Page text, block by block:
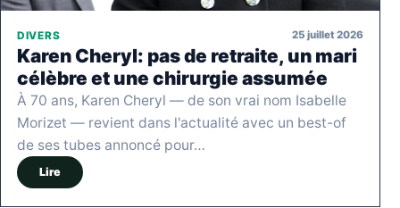
DIVERS 25 juillet 2026
Karen Cheryl: pas de retraite, un mari
célèbre et une chirurgie assumée
À 70 ans, Karen Cheryl — de son vrai nom Isabelle
Morizet — revient dans l'actualité avec un best-of
de ses tubes annoncé pour…
Lire